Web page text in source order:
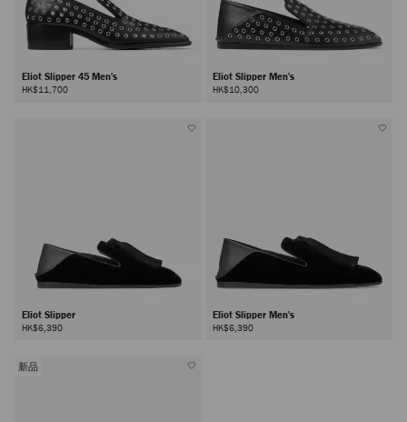
Eliot Slipper 45 Men's
HK$11,700
Eliot Slipper Men's
HK$10,300
Eliot Slipper
HK$6,390
Eliot Slipper Men's
HK$6,390
新品